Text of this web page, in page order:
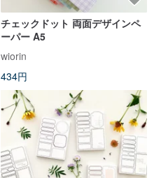
チェックドット 両面デザインペ
ーパー A5
wiorin
434円